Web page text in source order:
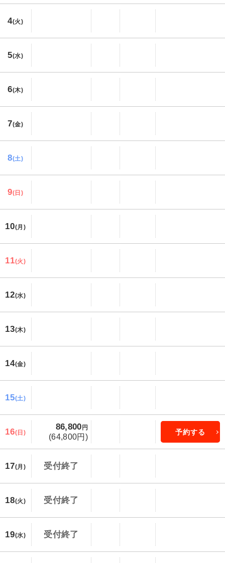
4(火)
5(水)
6(木)
7(金)
8(土)
9(日)
10(月)
11(火)
12(水)
13(木)
14(金)
15(土)
16(日)
86,800 円
(64,800円)
予約する
17(月) 受付終了
18(火) 受付終了
19(水) 受付終了